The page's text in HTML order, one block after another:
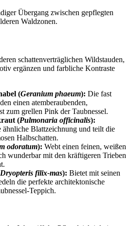
Übergang zwischen gepflegten
Waldzonen.
schattenverträglichen Wildstauden,
ergänzen und farbliche Kontraste
(Geranium phaeum): Die fast
einen atemberaubenden,
zum grellen Pink der Taubnessel.
(Pulmonaria officinalis):
Blattzeichnung und teilt die
Halbschatten.
odoratum): Webt einen feinen, weißen
wunderbar mit den kräftigeren Trieben
Dryopteris filix-mas): Bietet mit seinen
die perfekte architektonische
Teppich.